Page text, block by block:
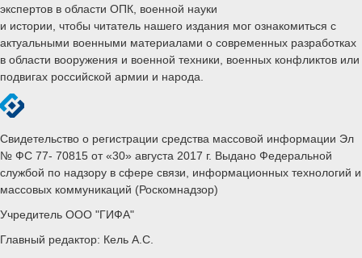
экспертов в области ОПК, военной науки
и истории, чтобы читатель нашего издания мог ознакомиться с
актуальными военными материалами о современных разработках
в области вооружения и военной техники, военных конфликтов или
подвигах российской армии и народа.
Свидетельство о регистрации средства массовой информации Эл
№ ФС 77- 70815 от «30» августа 2017 г. Выдано Федеральной
службой по надзору в сфере связи, информационных технологий и
массовых коммуникаций (Роскомнадзор)
Учредитель ООО "ГИФА"
Главный редактор: Кель А.С.